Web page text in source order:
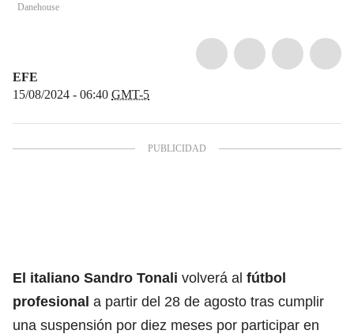
Danehouse
EFE
15/08/2024 - 06:40 GMT-5
El italiano Sandro Tonali volverá al fútbol
profesional a partir del 28 de agosto tras cumplir
una suspensión por diez meses por participar en